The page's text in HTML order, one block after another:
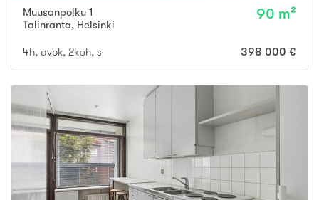
Muusanpolku 1
Talinranta, Helsinki
90 m²
4h, avok, 2kph, s 398 000 €